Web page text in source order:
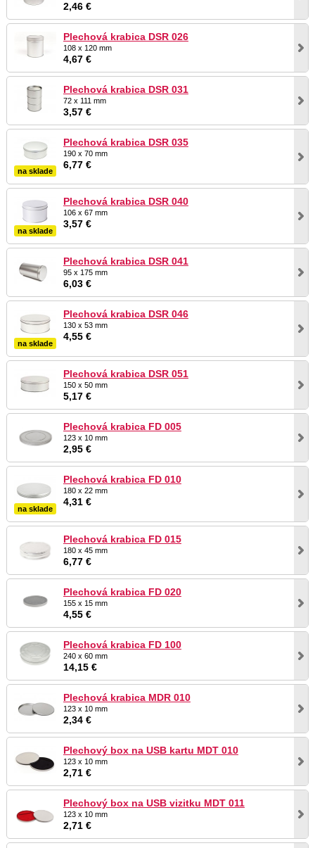
2,46 €
Plechová krabica DSR 026
108 x 120 mm
4,67 €
Plechová krabica DSR 031
72 x 111 mm
3,57 €
na sklade
Plechová krabica DSR 035
190 x 70 mm
6,77 €
na sklade
Plechová krabica DSR 040
106 x 67 mm
3,57 €
Plechová krabica DSR 041
95 x 175 mm
6,03 €
na sklade
Plechová krabica DSR 046
130 x 53 mm
4,55 €
Plechová krabica DSR 051
150 x 50 mm
5,17 €
Plechová krabica FD 005
123 x 10 mm
2,95 €
na sklade
Plechová krabica FD 010
180 x 22 mm
4,31 €
Plechová krabica FD 015
180 x 45 mm
6,77 €
Plechová krabica FD 020
155 x 15 mm
4,55 €
Plechová krabica FD 100
240 x 60 mm
14,15 €
Plechová krabica MDR 010
123 x 10 mm
2,34 €
Plechový box na USB kartu MDT 010
123 x 10 mm
2,71 €
Plechový box na USB vizitku MDT 011
123 x 10 mm
2,71 €